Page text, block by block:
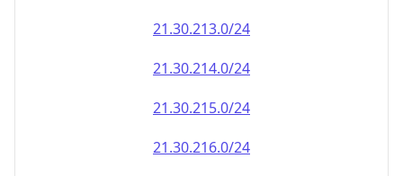
21.30.213.0/24
21.30.214.0/24
21.30.215.0/24
21.30.216.0/24